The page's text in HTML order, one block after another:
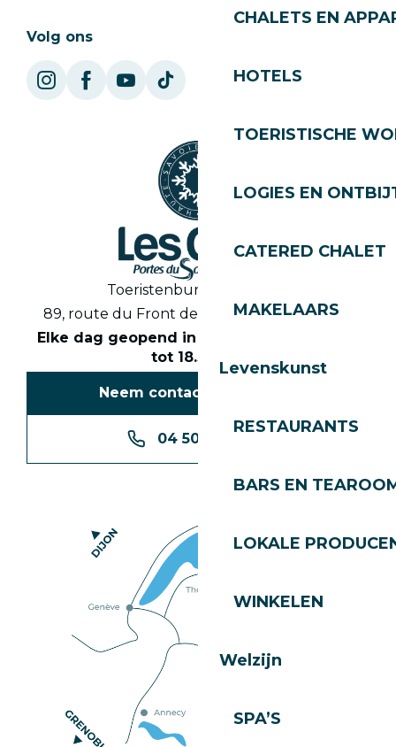
CHALETS EN
HOTELS
TOERISTISCHE
LOGIES EN
CATERED CHALET
MAKELAARS
Levenskunst
RESTAURANTS
BARS EN
LOKALE
WINKELEN
Welzijn
SPA’S
Volg ons
Toeristenbureau Les Gets
89, route du Front de Neige 74260 Les Gets
Elke dag geopend in het seizoen van 8.30
tot 18.30 uur
Neem contact met ons op
04 50 74 74 74